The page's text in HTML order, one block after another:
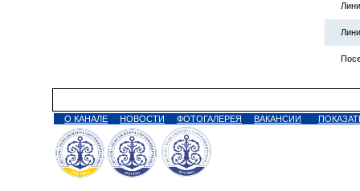
О КАНАЛЕ НОВОСТИ ФОТОГАЛЕРЕЯ ВАКАНСИИ